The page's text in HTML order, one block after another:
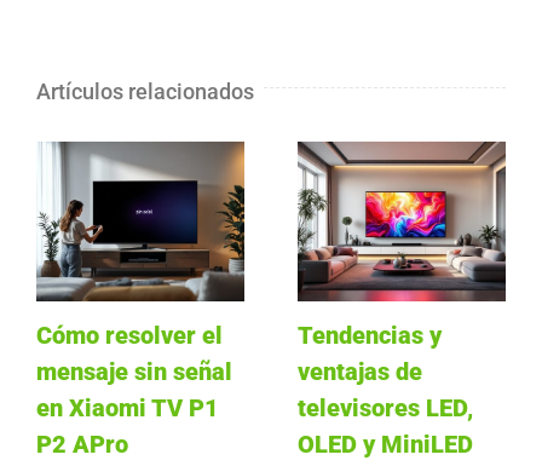
Artículos relacionados
Cómo resolver el
mensaje sin señal
en Xiaomi TV P1
P2 APro
Tendencias y
ventajas de
televisores LED,
OLED y MiniLED